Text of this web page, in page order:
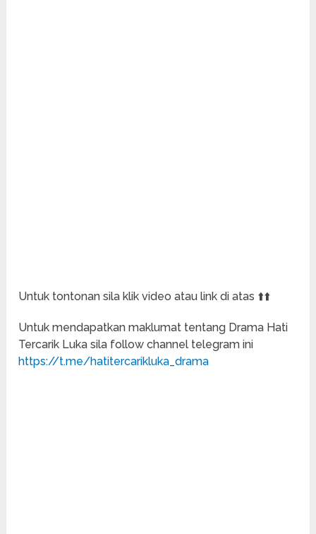
Untuk tontonan sila klik video atau link di atas ⬆️⬆️
Untuk mendapatkan maklumat tentang Drama Hati
Tercarik Luka sila follow channel telegram ini
https://t.me/hatitercarikluka_drama